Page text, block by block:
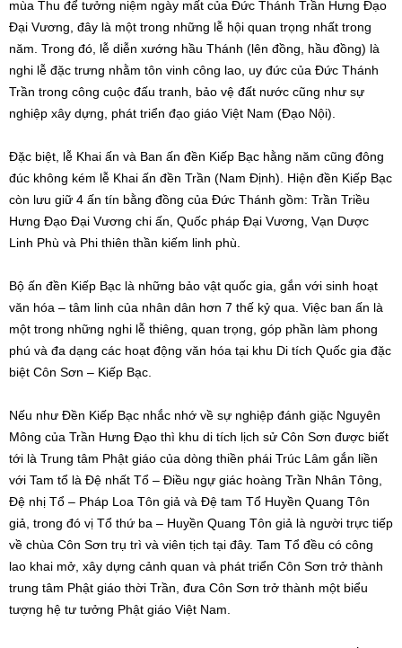
mùa Thu để tưởng niệm ngày mất của Đức Thánh Trần Hưng Đạo
Đại Vương, đây là một trong những lễ hội quan trọng nhất trong
năm. Trong đó, lễ diễn xướng hầu Thánh (lên đồng, hầu đồng) là
nghi lễ đặc trưng nhằm tôn vinh công lao, uy đức của Đức Thánh
Trần trong công cuộc đấu tranh, bảo vệ đất nước cũng như sự
nghiệp xây dựng, phát triển đạo giáo Việt Nam (Đạo Nội).
Đặc biệt, lễ Khai ấn và Ban ấn đền Kiếp Bạc hằng năm cũng đông
đúc không kém lễ Khai ấn đền Trần (Nam Định). Hiện đền Kiếp Bạc
còn lưu giữ 4 ấn tín bằng đồng của Đức Thánh gồm: Trần Triều
Hưng Đạo Đại Vương chi ấn, Quốc pháp Đại Vương, Vạn Dược
Linh Phù và Phi thiên thần kiếm linh phù.
Bộ ấn đền Kiếp Bạc là những bảo vật quốc gia, gắn với sinh hoạt
văn hóa – tâm linh của nhân dân hơn 7 thế kỷ qua. Việc ban ấn là
một trong những nghi lễ thiêng, quan trọng, góp phần làm phong
phú và đa dạng các hoạt động văn hóa tại khu Di tích Quốc gia đặc
biệt Côn Sơn – Kiếp Bạc.
Nếu như Đền Kiếp Bạc nhắc nhớ về sự nghiệp đánh giặc Nguyên
Mông của Trần Hưng Đạo thì khu di tích lịch sử Côn Sơn được biết
tới là Trung tâm Phật giáo của dòng thiền phái Trúc Lâm gắn liền
với Tam tổ là Đệ nhất Tổ – Điều ngự giác hoàng Trần Nhân Tông,
Đệ nhị Tổ – Pháp Loa Tôn giả và Đệ tam Tổ Huyền Quang Tôn
giả, trong đó vị Tổ thứ ba – Huyền Quang Tôn giả là người trực tiếp
về chùa Côn Sơn trụ trì và viên tịch tại đây. Tam Tổ đều có công
lao khai mở, xây dựng cảnh quan và phát triển Côn Sơn trở thành
trung tâm Phật giáo thời Trần, đưa Côn Sơn trở thành một biểu
tượng hệ tư tưởng Phật giáo Việt Nam.